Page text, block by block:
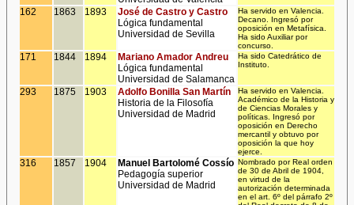
162 1863 1893
José de Castro y Castro
Lógica fundamental
Universidad de Sevilla
Ha servido en Valencia.
Decano. Ingresó por
oposición en Metafísica.
Ha sido Auxiliar por
concurso.
171 1844 1894
Mariano Amador Andreu
Lógica fundamental
Universidad de Salamanca
Ha sido Catedrático de
Instituto.
293 1875 1903
Adolfo Bonilla San Martín
Historia de la Filosofía
Universidad de Madrid
Ha servido en Valencia.
Académico de la Historia y
de Ciencias Morales y
políticas. Ingresó por
oposición en Derecho
mercantil y obtuvo por
oposición la que hoy
ejerce.
316 1857 1904
Manuel Bartolomé Cossío
Pedagogía superior
Universidad de Madrid
Nombrado por Real orden
de 30 de Abril de 1904,
en virtud de la
autorización determinada
en el art. 6º del párrafo 2º